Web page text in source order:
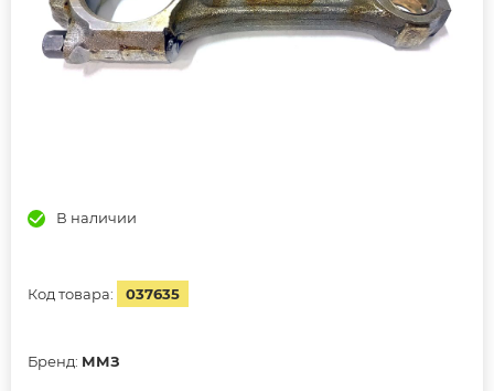
В наличии
Код товара: 037635
Бренд: ММЗ